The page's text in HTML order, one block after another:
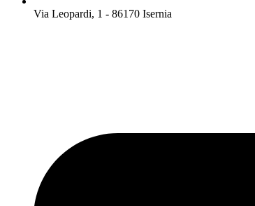
Via Leopardi, 1 - 86170 Isernia